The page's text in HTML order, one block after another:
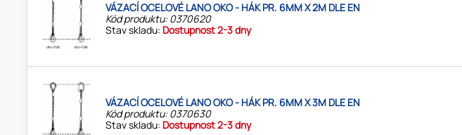
VÁZACÍ OCELOVÉ LANO OKO - HÁK PR. 6MM X 2M DLE EN
Kód produktu: 0370620
Stav skladu: Dostupnost 2-3 dny
VÁZACÍ OCELOVÉ LANO OKO - HÁK PR. 6MM X 3M DLE EN
Kód produktu: 0370630
Stav skladu: Dostupnost 2-3 dny